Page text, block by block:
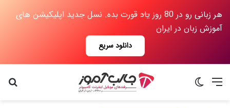
هر زبانی رو در 80 روز یاد قورت بده. نسل جدید اپلیکیشن های
آموزش زبان در ایران
دانلود سریع
منو